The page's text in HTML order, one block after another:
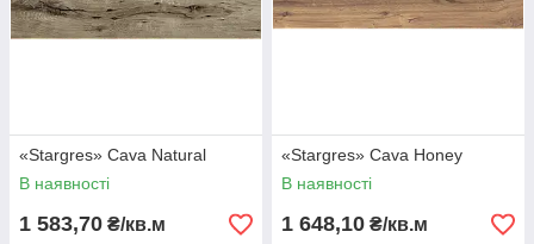
«Stargres» Сava Natural
В наявності
1 583,70 ₴/кв.м
«Stargres» Сava Honey
В наявності
1 648,10 ₴/кв.м